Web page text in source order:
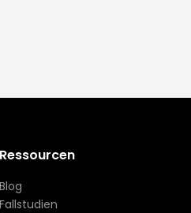
Ressourcen
Blog
Fallstudien